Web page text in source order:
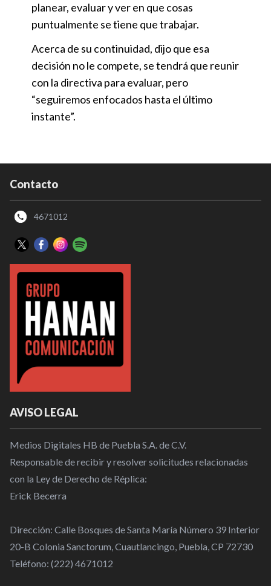
planear, evaluar y ver en que cosas
puntualmente se tiene que trabajar.
Acerca de su continuidad, dijo que esa
decisión no le compete, se tendrá que reunir
con la directiva para evaluar, pero
“seguiremos enfocados hasta el último
instante”.
Contacto
4671012
AVISO LEGAL
Medios Digitales HB de Puebla S.A. de C.V.
Responsable de recibir y resolver solicitudes relacionadas
con la Ley de Derecho de Réplica:
Erick Becerra
Dirección: Calle Bosques de Santa María Número 39 Interior
20-B Colonia Sanctorum, Cuautlancingo, Puebla, CP 72730
Teléfono: (222) 4671012